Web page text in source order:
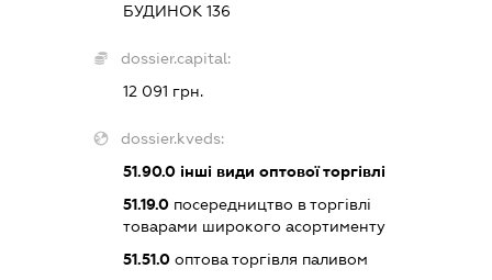
БУДИНОК 136
dossier.capital:
12 091 грн.
dossier.kveds:
51.90.0інші види оптової торгівлі
51.19.0посередництво в торгівлі
товарами широкого асортименту
51.51.0оптова торгівля паливом